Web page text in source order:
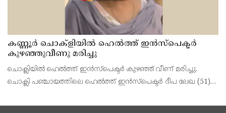
കണ്ണൂർ ചൊക്ളിയിൽ ഹെൽത്ത് ഇൻസ്പെക്ടർ
കുഴഞ്ഞുവീണു മരിച്ചു
ചൊക്ലിയിൽ ഹെൽത്ത് ഇൻസ്പെക്ടർ കുഴഞ്ഞ് വീണ് മരിച്ചു.
ചൊക്ലി പഞ്ചായത്തിലെ ഹെൽത്ത് ഇൻസ്പെക്ടർ ദീപ ലേഖ (51)
യോഗത്തിനിടെ കുഴഞ്ഞു വീണ് മരിച്ചത്. ഓർക്കാട്